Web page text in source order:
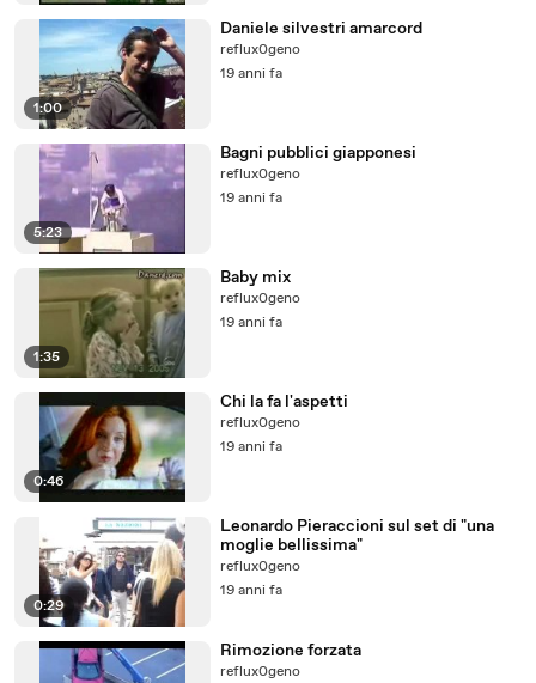
1:00
Daniele silvestri amarcord
reflux0geno
19 anni fa
5:23
Bagni pubblici giapponesi
reflux0geno
19 anni fa
1:35
Baby mix
reflux0geno
19 anni fa
0:46
Chi la fa l'aspetti
reflux0geno
19 anni fa
0:29
Leonardo Pieraccioni sul set di "una
moglie bellissima"
reflux0geno
19 anni fa
Rimozione forzata
reflux0geno